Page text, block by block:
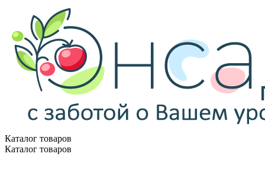
Каталог товаров
Каталог товаров